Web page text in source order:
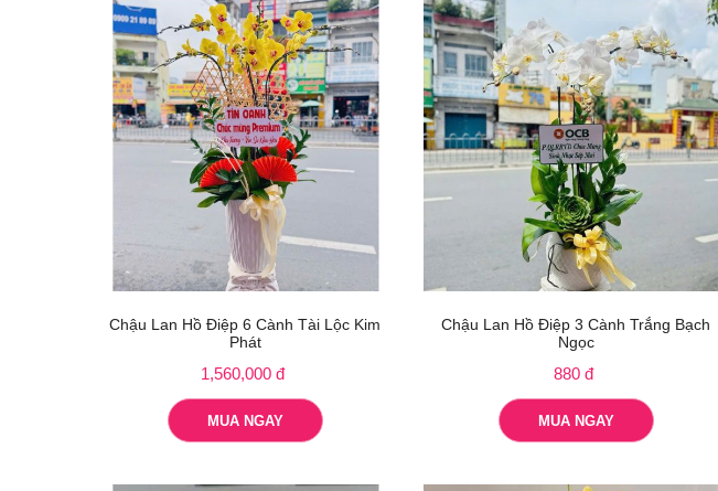
Chậu Lan Hồ Điệp 6 Cành Tài Lộc Kim
Phát
1,560,000 đ
MUA NGAY
Chậu Lan Hồ Điệp 3 Cành Trắng Bạch
Ngọc
880 đ
MUA NGAY